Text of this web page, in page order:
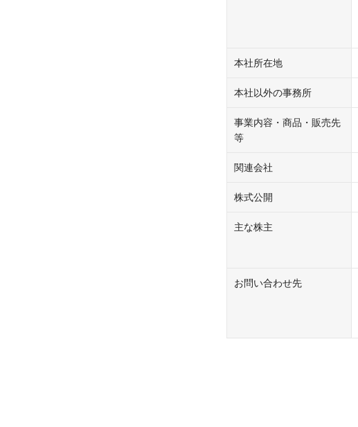
本社所在地
本社以外の事務所
事業内容・商品・販売先
等
関連会社
株式公開
主な株主
お問い合わせ先